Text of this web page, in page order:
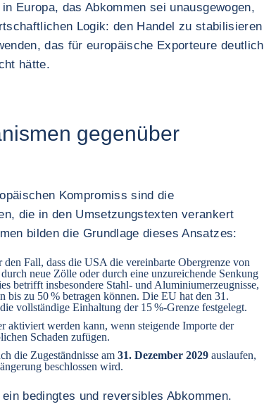
Europa, das Abkommen sei unausgewogen,
Logik: den Handel zu stabilisieren
das für europäische Exporteure deutlich
hätte.
gegenüber
Kompromiss sind die
die in den Umsetzungstexten verankert
bilden die Grundlage dieses Ansatzes:
den Fall, dass die USA die vereinbarte Obergrenze von
neue Zölle oder durch eine unzureichende Senkung
betrifft insbesondere Stahl- und Aluminiumerzeugnisse,
bis zu 50 % betragen können. Die EU hat den 31.
vollständige Einhaltung der 15 %-Grenze festgelegt.
aktiviert werden kann, wenn steigende Importe der
Schaden zufügen.
die Zugeständnisse am31. Dezember 2029 auslaufen,
beschlossen wird.
bedingtes und reversibles Abkommen.